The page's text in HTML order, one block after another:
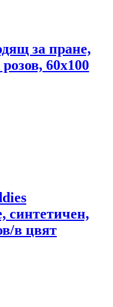
за пране,
60x100
синтетичен,
в цвят